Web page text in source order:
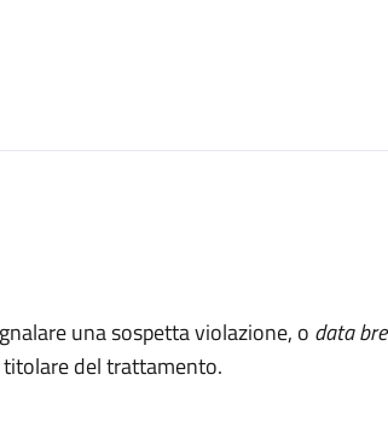
una sospetta violazione, o data
del trattamento.